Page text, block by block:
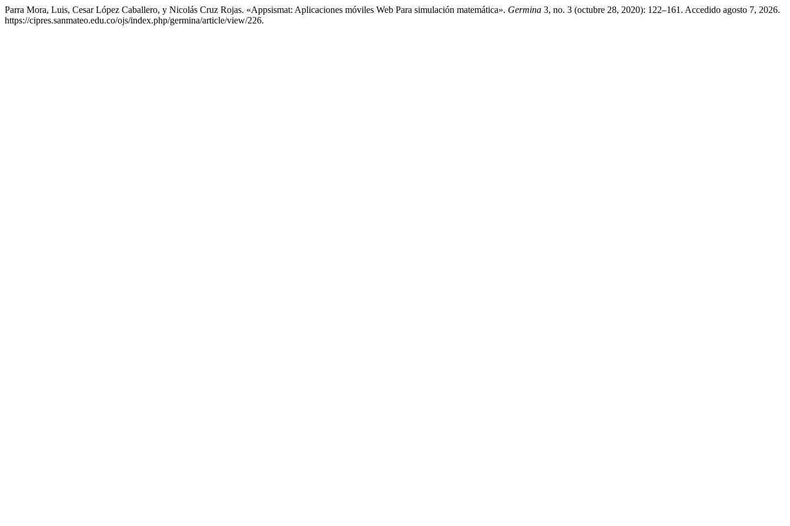
Parra Mora, Luis, Cesar López Caballero, y Nicolás Cruz Rojas. «Appsismat: Aplicaciones móviles Web Para simulación matemática». Germina 3, no. 3 (octubre 28, 2020): 122–161. Accedido agosto 7, 2026.
https://cipres.sanmateo.edu.co/ojs/index.php/germina/article/view/226.